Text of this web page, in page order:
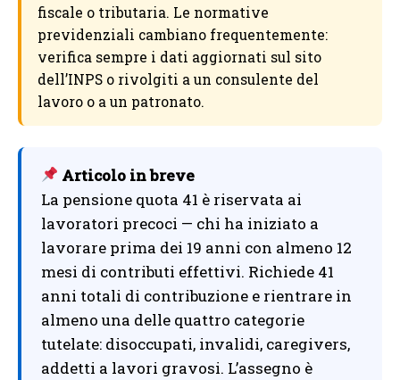
fiscale o tributaria. Le normative
previdenziali cambiano frequentemente:
verifica sempre i dati aggiornati sul sito
dell’INPS o rivolgiti a un consulente del
lavoro o a un patronato.
Articolo in breve
La pensione quota 41 è riservata ai
lavoratori precoci — chi ha iniziato a
lavorare prima dei 19 anni con almeno 12
mesi di contributi effettivi. Richiede 41
anni totali di contribuzione e rientrare in
almeno una delle quattro categorie
tutelate: disoccupati, invalidi, caregivers,
addetti a lavori gravosi. L’assegno è